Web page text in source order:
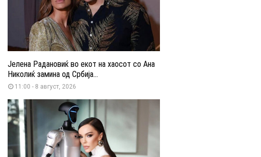
Јелена Радановиќ во екот на хаосот со Ана
Николиќ замина од Србија...
11:00 - 8 август, 2026